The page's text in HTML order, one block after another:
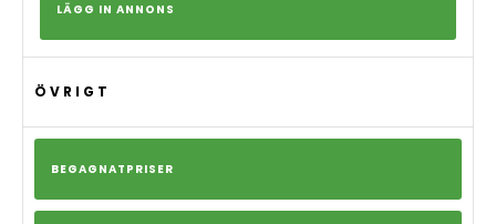
LÄGG IN ANNONS
ÖVRIGT
BEGAGNATPRISER